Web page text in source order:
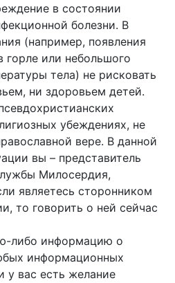
в состоянии
болезни. В
(например, появления
горле или небольшого
тела) не рисковать
ни здоровьем детей.
убеждениях, не
вере. В данной
вы – представитель
Милосердия,
являетесь сторонником
то говорить о ней сейчас
либо информацию о
информационных
у вас есть желание